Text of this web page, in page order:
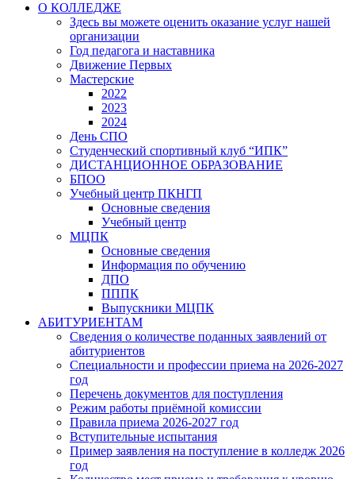
О КОЛЛЕДЖЕ
Здесь вы можете оценить оказание услуг нашей
организации
Год педагога и наставника
Движение Первых
Мастерские
2022
2023
2024
День СПО
Студенческий спортивный клуб “ИПК”
ДИСТАНЦИОННОЕ ОБРАЗОВАНИЕ
БПОО
Учебный центр ПКНГП
Основные сведения
Учебный центр
МЦПК
Основные сведения
Информация по обучению
ДПО
ПППК
Выпускники МЦПК
АБИТУРИЕНТАМ
Сведения о количестве поданных заявлений от
абитуриентов
Специальности и профессии приема на 2026-2027
год
Перечень документов для поступления
Режим работы приёмной комиссии
Правила приема 2026-2027 год
Вступительные испытания
Пример заявления на поступление в колледж 2026
год